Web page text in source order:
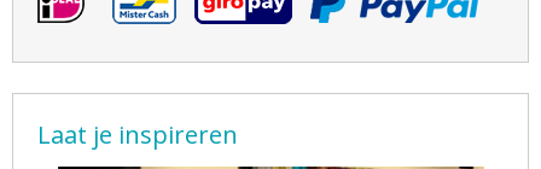
Laat je inspireren